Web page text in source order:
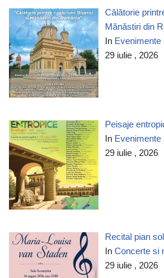
Călătorie
Mănăstiri din
In Evenimente
29 iulie , 2026
Peisaje
In Evenimente
29 iulie , 2026
Recital pian
InConcerte si
29 iulie , 2026